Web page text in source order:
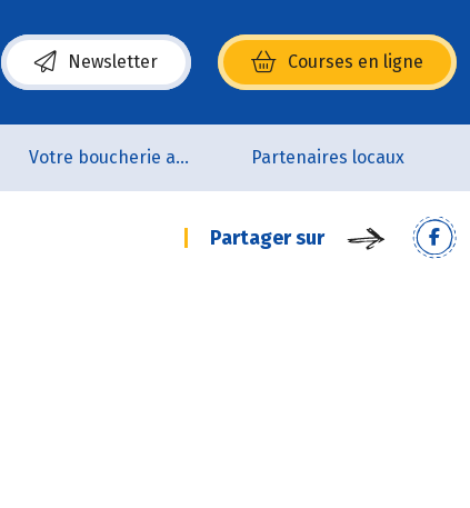
Newsletter Courses en ligne
(s’ouvre dans une nouvelle fenêtre)
Votre boucherie artisanale 100% bio et Origine France Partenaires locaux
Partager sur